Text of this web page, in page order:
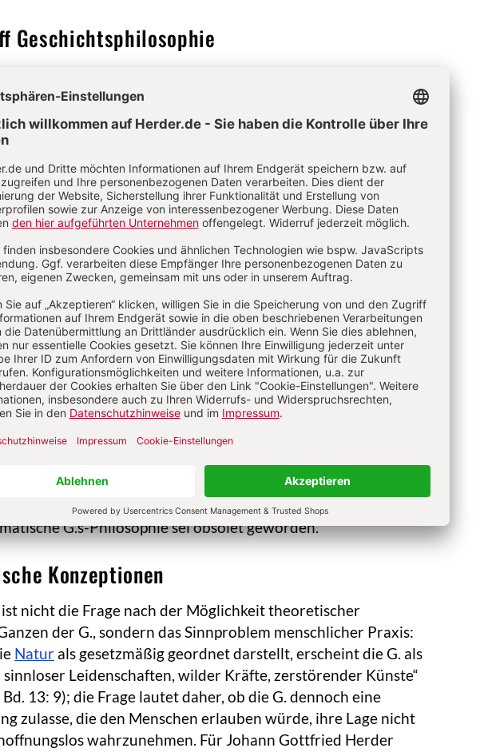
Geschichtsphilosophie
Philosophie“ wird in vielfältiger Bedeutung verwendet. Die
wird Voltaire zugeschrieben, der sich damit gegen
Spekulationen, speziell diejenigen Jacques Bénigne
und für eine natürliche Erklärung der G. plädierte. Schon ein
1764, hatte Isaak Iselin seine „Philosophischen
über die G. der Menschheit veröffentlicht. Seine
der Begriff bei jenen Autoren der Aufklärung und des
, die sich eine systematische Interpretation der Welt-G.
das einen Sinnzusammenhang des Ganzen erkennen
machten. Die zentralen Begriffe„Fortschritt“und„Freiheit“
zur Praxis der Gegenwart her. Spätere Formen der
Auseinandersetzung mit G. werden oft als „Philosophie der
dem Ende der Geschichtsphilosophie“ (Rohbeck/Nagl-Docekal
wobei die Zäsur i. d. R. nach Georg Wilhelm Friedrich
Karl Marx, angesetzt wird. Theorien, die eine systematische
und die „historische Vernunft“ oder die Methode der
schlagen eine Gegenüberstellung von „materialer
Hofer 2014: 7) bzw. von „substantialistischer vs.
Philosophie vor (Danto 1974: 11), doch ist dies irreführend,
Konzeptionen ebenfalls formale Fragen untersuchen.
Gegenüberstellung ist auch ihre Verknüpfung mit der
G.s-Philosophie sei obsolet geworden.
Konzeptionen
nicht die Frage nach der Möglichkeit theoretischer
der G., sondern das Sinnproblem menschlicher Praxis:
Naturals gesetzmäßig geordnet darstellt, erscheint die G. als
sinnloser Leidenschaften, wilder Kräfte, zerstörender Künste“
13: 9); die Frage lautet daher, ob die G. dennoch eine
zulasse, die den Menschen erlauben würde, ihre Lage nicht
wahrzunehmen. Für Johann Gottfried Herder